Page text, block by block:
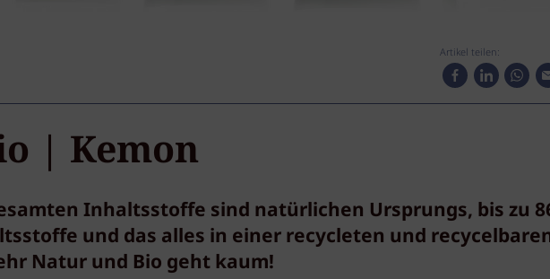
Artikel teilen:
| Kemon
Inhaltsstoffe sind natürlichen Ursprungs, bis zu
und das alles in einer recycleten und
Natur und Bio geht kaum!